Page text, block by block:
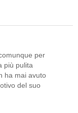
per
più pulita
ha mai avuto
del suo